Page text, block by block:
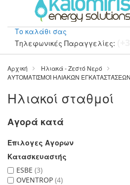
Το καλάθι σας
Τηλεφωνικές Παραγγελίες:
Μετάβαση
περιεχόμενο
Αρχική
Ηλιακά - Ζεστό Νερό
ΑΥΤΟΜΑΤΙΣΜΟΊ ΗΛΙΑΚΏΝ ΕΓΚΑΤΑΣΤΆΣΕΩΝ
Ηλιακοί σταθμοί
Αγορά κατά
Επιλογες Αγορων
Κατασκευαστής
ESBE 3
OVENTROP 4